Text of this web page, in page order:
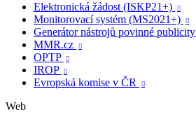
Elektronická žádost (ISKP21+)

Monitorovací systém (MS2021+) 
Generátor nástrojů povinné publicity
MMR.cz 
OPTP 
IROP 
Evropská komise v ČR 
Web